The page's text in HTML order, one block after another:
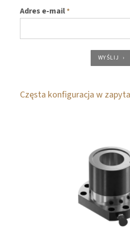
Adres e-mail*
WYŚLIJ
Częsta konfiguracja w